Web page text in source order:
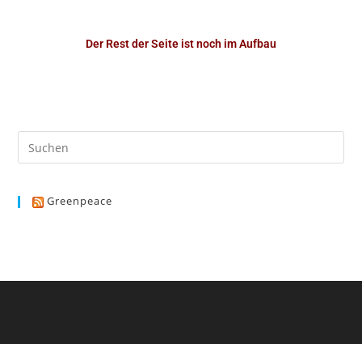
Der Rest der Seite ist noch im Aufbau
Greenpeace